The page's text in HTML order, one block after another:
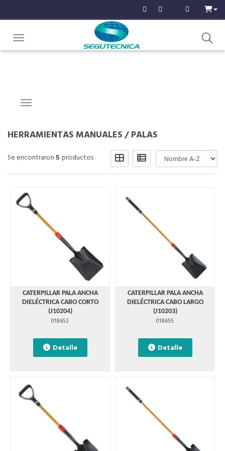
Toggle navigation
Navigation ein-/ausblenden
HERRAMIENTAS MANUALES/PALAS
Se encontraron5 productos
CATERPILLAR PALA ANCHA
DIELÉCTRICA CABO CORTO
(J10204)
018652
Detalle
CATERPILLAR PALA ANCHA
DIELÉCTRICA CABO LARGO
(J10203)
018655
Detalle